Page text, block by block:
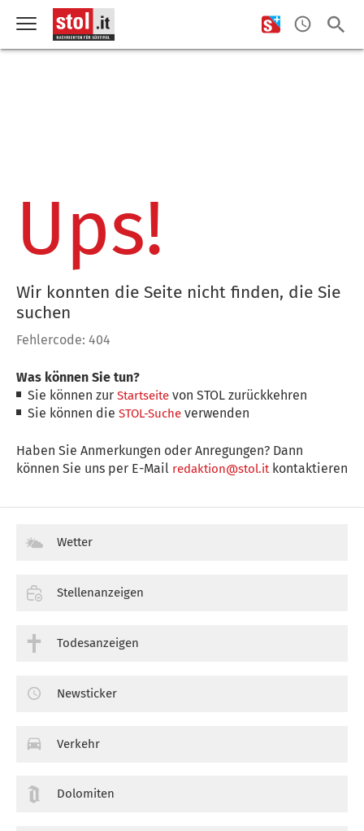
Ups!
Wir konnten die Seite nicht finden, die Sie
suchen
Fehlercode: 404
Was können Sie tun?
Sie können zurStartseite von STOL zurückkehren
Sie können dieSTOL-Suche verwenden
Haben Sie Anmerkungen oder Anregungen? Dann
können Sie uns per E-Mail redaktion@stol.itkontaktieren
Wetter
Stellenanzeigen
Todesanzeigen
Newsticker
Verkehr
Dolomiten